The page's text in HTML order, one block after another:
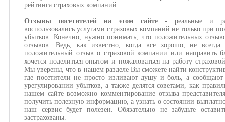
рейтинга страховых компаний.
Отзывы посетителей на этом сайте- реальные и
воспользовались услугами страховых компаний не только при
убытков. Конечно, нужно понимать, что положительных
отзывов. Ведь, как известно, когда все хорошо, не всегда
положительный отзыв о страховой компании или направить
хочется поделиться опытом и пожаловаться на работу
Мы уверены, что в нашем разделе Вы сможете найти
где посетители не просто изливают душу и боль, а сообщают
урегулировании убытков, а также делятся советами, как
нашем сайте возможно комментирование отзыва
получить полезную информацию, а узнать о состоянии
наш сервис будет полезен. Обязательно не забудьте
застрахованы.